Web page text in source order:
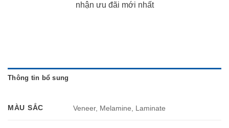
nhận ưu đãi mới nhất
Thông tin bổ sung
MÀU SẮC Veneer, Melamine, Laminate